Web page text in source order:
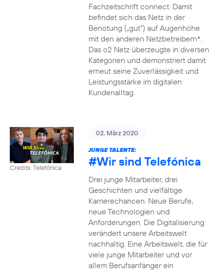
Fachzeitschrift connect. Damit
befindet sich das Netz in der
Benotung („gut“) auf Augenhöhe
mit den anderen Netzbetreibern*.
Das o2 Netz überzeugte in diversen
Kategorien und demonstriert damit
erneut seine Zuverlässigkeit und
Leistungsstärke im digitalen
Kundenalltag.
Credits: Telefónica
02. März 2020
JUNGE TALENTE:
#Wirsind Telefónica
Drei junge Mitarbeiter, drei
Geschichten und vielfältige
Karrierechancen. Neue Berufe,
neue Technologien und
Anforderungen. Die Digitalisierung
verändert unsere Arbeitswelt
nachhaltig. Eine Arbeitswelt, die für
viele junge Mitarbeiter und vor
allem Berufsanfänger ein